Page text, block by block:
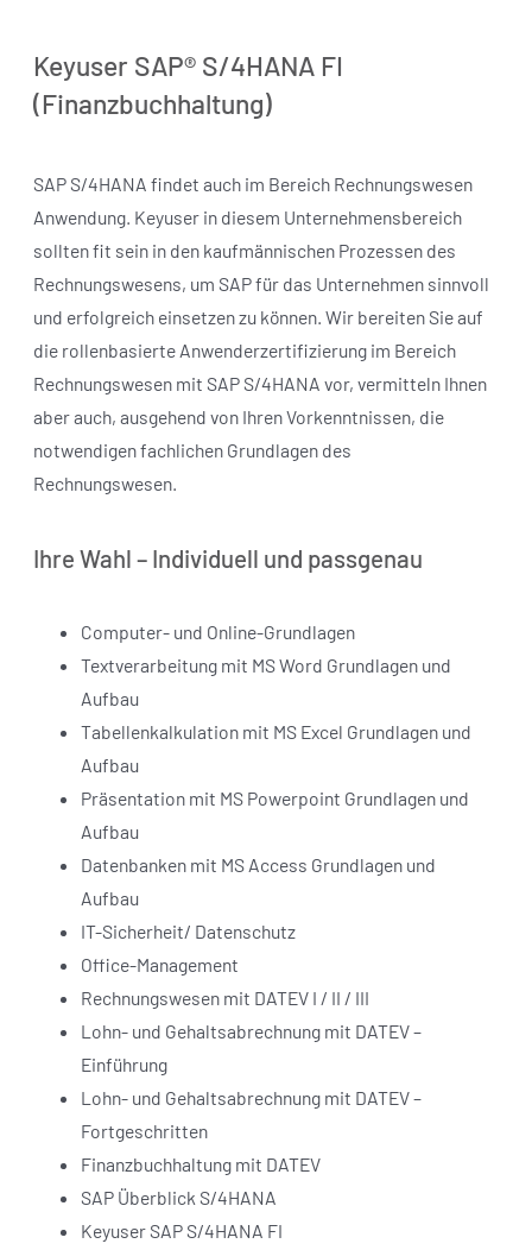
Keyuser SAP® S/4HANA FI
(Finanzbuchhaltung)
SAP S/4HANA findet auch im Bereich Rechnungswesen
Anwendung. Keyuser in diesem Unternehmensbereich
sollten fit sein in den kaufmännischen Prozessen des
Rechnungswesens, um SAP für das Unternehmen sinnvoll
und erfolgreich einsetzen zu können. Wir bereiten Sie auf
die rollenbasierte Anwenderzertifizierung im Bereich
Rechnungswesen mit SAP S/4HANA vor, vermitteln Ihnen
aber auch, ausgehend von Ihren Vorkenntnissen, die
notwendigen fachlichen Grundlagen des
Rechnungswesen.
Ihre Wahl – Individuell und passgenau
Computer- und Online-Grundlagen
Textverarbeitung mit MS Word Grundlagen und
Aufbau
Tabellenkalkulation mit MS Excel Grundlagen und
Aufbau
Präsentation mit MS Powerpoint Grundlagen und
Aufbau
Datenbanken mit MS Access Grundlagen und
Aufbau
IT-Sicherheit/ Datenschutz
Office-Management
Rechnungswesen mit DATEV I / II / III
Lohn- und Gehaltsabrechnung mit DATEV –
Einführung
Lohn- und Gehaltsabrechnung mit DATEV –
Fortgeschritten
Finanzbuchhaltung mit DATEV
SAP Überblick S/4HANA
Keyuser SAP S/4HANA FI